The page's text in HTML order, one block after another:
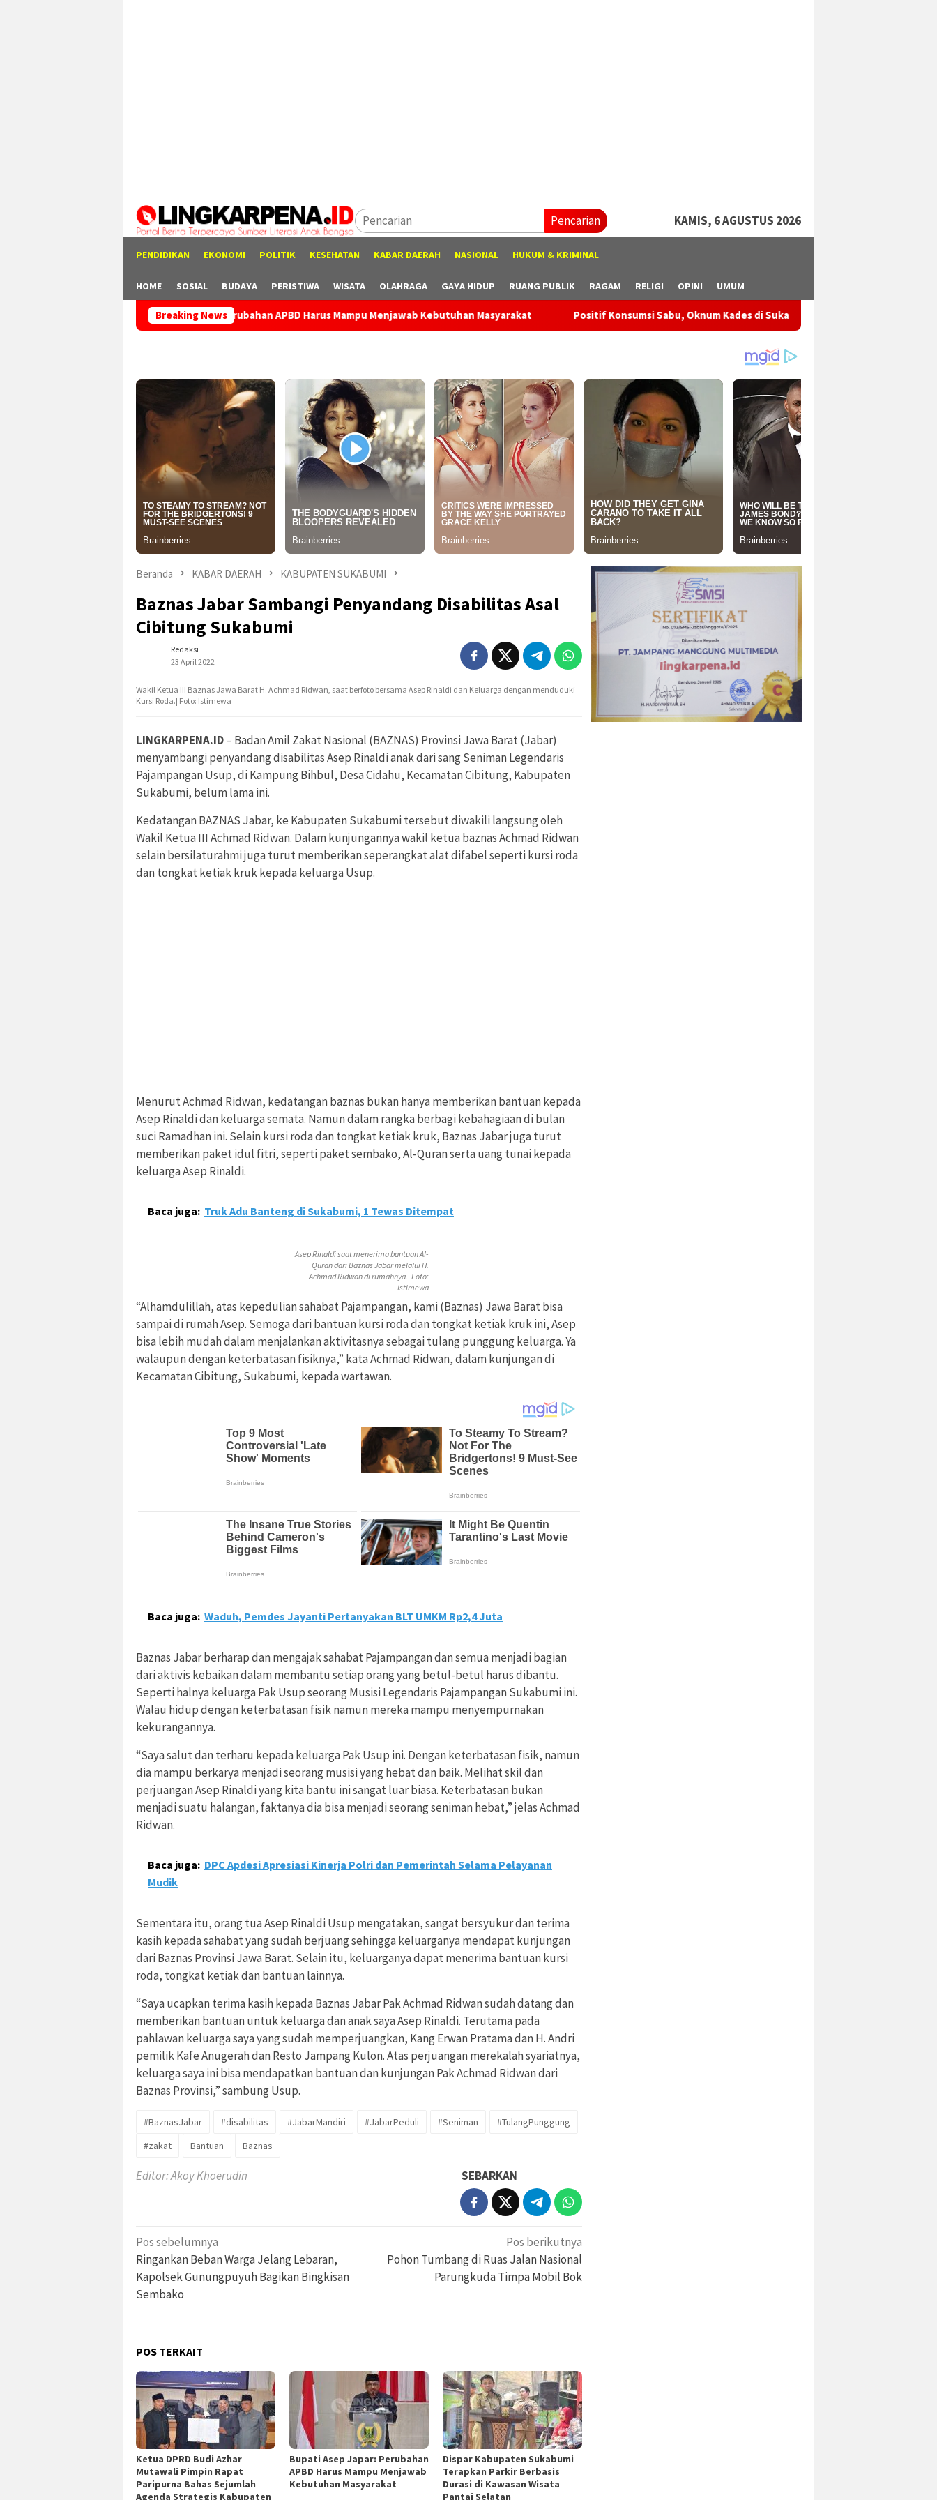
Pencarian KAMIS, 6 AGUSTUS 2026
PENDIDIKAN EKONOMI POLITIK KESEHATAN KABAR DAERAH NASIONAL HUKUM & KRIMINAL
HOME SOSIAL BUDAYA PERISTIWA WISATA OLAHRAGA GAYA HIDUP RUANG PUBLIK RAGAM RELIGI OPINI UMUM
Breaking News
Bupati Asep Japar: Perubahan APBD Harus Mampu Menjawab Kebutuhan Masyarakat Positif Konsumsi Sabu, Oknum Kades di Sukabumi Jalani Proses Asesmen untuk Rehabilitasi
Beranda KABAR DAERAH KABUPATEN SUKABUMI
Baznas Jabar Sambangi Penyandang Disabilitas Asal
Cibitung Sukabumi
Redaksi
23 April 2022
Wakil Ketua III Baznas Jawa Barat H. Achmad Ridwan, saat berfoto bersama Asep Rinaldi dan Keluarga dengan menduduki
Kursi Roda.| Foto: Istimewa
LINGKARPENA.ID– Badan Amil Zakat Nasional (BAZNAS) Provinsi Jawa Barat (Jabar)
menyambangi penyandang disabilitas Asep Rinaldi anak dari sang Seniman Legendaris
Pajampangan Usup, di Kampung Bihbul, Desa Cidahu, Kecamatan Cibitung, Kabupaten
Sukabumi, belum lama ini.
Kedatangan BAZNAS Jabar, ke Kabupaten Sukabumi tersebut diwakili langsung oleh
Wakil Ketua III Achmad Ridwan. Dalam kunjungannya wakil ketua baznas Achmad Ridwan
selain bersilaturahmi juga turut memberikan seperangkat alat difabel seperti kursi roda
dan tongkat ketiak kruk kepada keluarga Usup.
Menurut Achmad Ridwan, kedatangan baznas bukan hanya memberikan bantuan kepada
Asep Rinaldi dan keluarga semata. Namun dalam rangka berbagi kebahagiaan di bulan
suci Ramadhan ini. Selain kursi roda dan tongkat ketiak kruk, Baznas Jabar juga turut
memberikan paket idul fitri, seperti paket sembako, Al-Quran serta uang tunai kepada
keluarga Asep Rinaldi.
Baca juga: Truk Adu Banteng di Sukabumi, 1 Tewas Ditempat
Asep Rinaldi saat menerima bantuan Al-
Quran dari Baznas Jabar melalui H.
Achmad Ridwan di rumahnya.| Foto:
Istimewa
“Alhamdulillah, atas kepedulian sahabat Pajampangan, kami (Baznas) Jawa Barat bisa
sampai di rumah Asep. Semoga dari bantuan kursi roda dan tongkat ketiak kruk ini, Asep
bisa lebih mudah dalam menjalankan aktivitasnya sebagai tulang punggung keluarga. Ya
walaupun dengan keterbatasan fisiknya,” kata Achmad Ridwan, dalam kunjungan di
Kecamatan Cibitung, Sukabumi, kepada wartawan.
Baca juga: Waduh, Pemdes Jayanti Pertanyakan BLT UMKM Rp2,4 Juta
Baznas Jabar berharap dan mengajak sahabat Pajampangan dan semua menjadi bagian
dari aktivis kebaikan dalam membantu setiap orang yang betul-betul harus dibantu.
Seperti halnya keluarga Pak Usup seorang Musisi Legendaris Pajampangan Sukabumi ini.
Walau hidup dengan keterbatasan fisik namun mereka mampu menyempurnakan
kekurangannya.
“Saya salut dan terharu kepada keluarga Pak Usup ini. Dengan keterbatasan fisik, namun
dia mampu berkarya menjadi seorang musisi yang hebat dan baik. Melihat skil dan
perjuangan Asep Rinaldi yang kita bantu ini sangat luar biasa. Keterbatasan bukan
menjadi suatu halangan, faktanya dia bisa menjadi seorang seniman hebat,” jelas Achmad
Ridwan.
Baca juga: DPC Apdesi Apresiasi Kinerja Polri dan Pemerintah Selama Pelayanan
Mudik
Sementara itu, orang tua Asep Rinaldi Usup mengatakan, sangat bersyukur dan terima
kasih kepada sahabat yang sudah berjuang sehingga keluarganya mendapat kunjungan
dari Baznas Provinsi Jawa Barat. Selain itu, keluarganya dapat menerima bantuan kursi
roda, tongkat ketiak dan bantuan lainnya.
“Saya ucapkan terima kasih kepada Baznas Jabar Pak Achmad Ridwan sudah datang dan
memberikan bantuan untuk keluarga dan anak saya Asep Rinaldi. Terutama pada
pahlawan keluarga saya yang sudah memperjuangkan, Kang Erwan Pratama dan H. Andri
pemilik Kafe Anugerah dan Resto Jampang Kulon. Atas perjuangan merekalah syariatnya,
keluarga saya ini bisa mendapatkan bantuan dan kunjungan Pak Achmad Ridwan dari
Baznas Provinsi,” sambung Usup.
#BaznasJabar #disabilitas #JabarMandiri #JabarPeduli #Seniman
#TulangPunggung
#zakat
Bantuan Baznas
Editor: Akoy Khoerudin SEBARKAN
Navigasi
pos
Pos sebelumnya
Ringankan Beban Warga Jelang Lebaran,
Kapolsek Gunungpuyuh Bagikan Bingkisan
Sembako
Pos berikutnya
Pohon Tumbang di Ruas Jalan Nasional
Parungkuda Timpa Mobil Bok
POS TERKAIT
Ketua DPRD Budi Azhar
Mutawali Pimpin Rapat
Paripurna Bahas Sejumlah
Agenda Strategis Kabupaten
Bupati Asep Japar: Perubahan
APBD Harus Mampu Menjawab
Kebutuhan Masyarakat
Dispar Kabupaten Sukabumi
Terapkan Parkir Berbasis
Durasi di Kawasan Wisata
Pantai Selatan